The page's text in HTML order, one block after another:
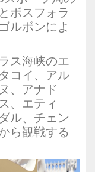
ボスフォラ
ルボンによ
ス海峡のエ
コイ、アル
、アナド
、エティ
ル、チェン
ら観戦する